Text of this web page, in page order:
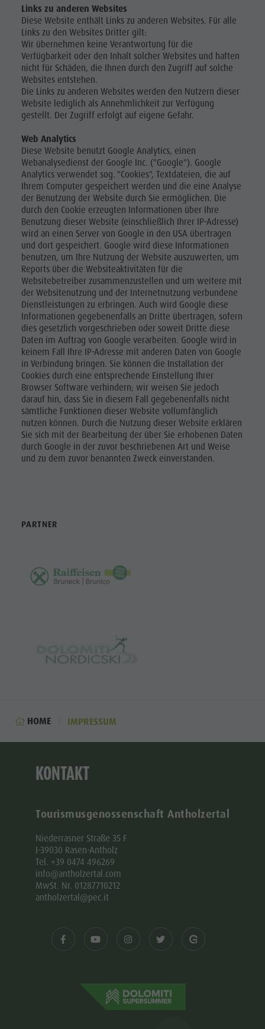
Links zu anderen Websites
Diese Website enthält Links zu anderen Websites. Für alle
Links zu den Websites Dritter gilt:
Wir übernehmen keine Verantwortung für die
Verfügbarkeit oder den Inhalt solcher Websites und haften
nicht für Schäden, die Ihnen durch den Zugriff auf solche
Websites entstehen.
Die Links zu anderen Websites werden den Nutzern dieser
Website lediglich als Annehmlichkeit zur Verfügung
gestellt. Der Zugriff erfolgt auf eigene Gefahr.
Web Analytics
Diese Website benutzt Google Analytics, einen
Webanalysedienst der Google Inc. ("Google"). Google
Analytics verwendet sog. "Cookies", Textdateien, die auf
Ihrem Computer gespeichert werden und die eine Analyse
der Benutzung der Website durch Sie ermöglichen. Die
durch den Cookie erzeugten Informationen über Ihre
Benutzung dieser Website (einschließlich Ihrer IP-Adresse)
wird an einen Server von Google in den USA übertragen
und dort gespeichert. Google wird diese Informationen
benutzen, um Ihre Nutzung der Website auszuwerten, um
Reports über die Websiteaktivitäten für die
Websitebetreiber zusammenzustellen und um weitere mit
der Websitenutzung und der Internetnutzung verbundene
Dienstleistungen zu erbringen. Auch wird Google diese
Informationen gegebenenfalls an Dritte übertragen, sofern
dies gesetzlich vorgeschrieben oder soweit Dritte diese
Daten im Auftrag von Google verarbeiten. Google wird in
keinem Fall Ihre IP-Adresse mit anderen Daten von Google
in Verbindung bringen. Sie können die Installation der
Cookies durch eine entsprechende Einstellung Ihrer
Browser Software verhindern; wir weisen Sie jedoch
darauf hin, dass Sie in diesem Fall gegebenenfalls nicht
sämtliche Funktionen dieser Website vollumfänglich
nutzen können. Durch die Nutzung dieser Website erklären
Sie sich mit der Bearbeitung der über Sie erhobenen Daten
durch Google in der zuvor beschriebenen Art und Weise
und zu dem zuvor benannten Zweck einverstanden.
PARTNER
HOME IMPRESSUM
KONTAKT
Tourismusgenossenschaft Antholzertal
Niederrasner Straße 35 F
I-39030 Rasen-Antholz
Tel. +39 0474 496269
info@antholzertal.com
MwSt. Nr. 01287710212
antholzertal@pec.it